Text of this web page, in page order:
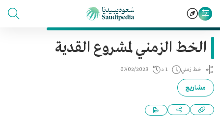
الخط الزمني لمشروع القدية
خط زمني 1 د 07/02/2023
مشاريع